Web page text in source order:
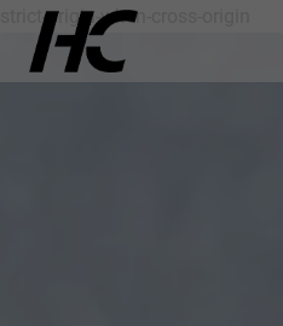
strict-origin-when-cross-origin